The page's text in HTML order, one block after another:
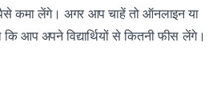
कमा लेंगे। अगर आप चाहें तो ऑनलाइन या
अपने विद्यार्थियों से कितनी फीस लेंगे।